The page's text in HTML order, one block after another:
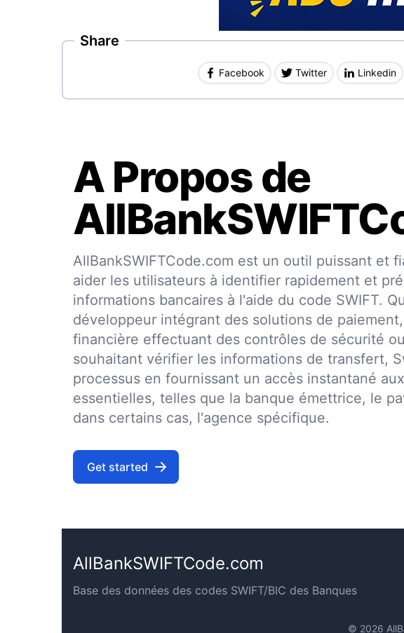
Share
Facebook Twitter Linkedin
A Propos de
AllBankSWIFTCode.com est un outil puissant et
aider les utilisateurs à identifier rapidement et
informations bancaires à l'aide du code SWIFT.
développeur intégrant des solutions de
financière effectuant des contrôles de sécurité
souhaitant vérifier les informations de transfert,
processus en fournissant un accès instantané
essentielles, telles que la banque émettrice, le
dans certains cas, l'agence spécifique.
Get started
AllBankSWIFTCode.com
Base des données des codes SWIFT/BIC des Banques
© 2026